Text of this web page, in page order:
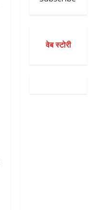
वेब स्टोरी